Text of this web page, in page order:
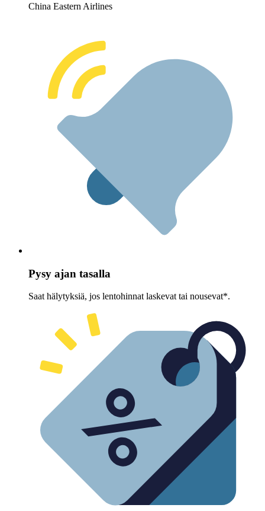
China Eastern Airlines
Pysy ajan tasalla
Saat hälytyksiä, jos lentohinnat laskevat tai nousevat*.